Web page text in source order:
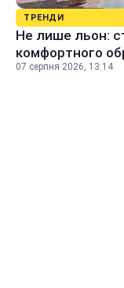
ТРЕНДИ
Не лише льон:
комфортного
07 серпня 2026, 13:14